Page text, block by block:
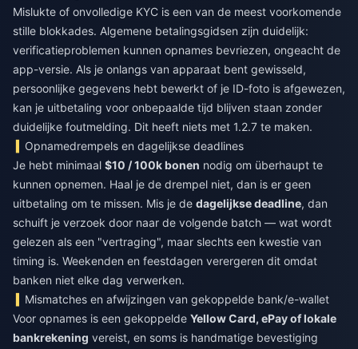
Mislukte of onvolledige KYC is een van de meest voorkomende
stille blokkades. Algemene betalingsgidsen zijn duidelijk:
verificatieproblemen kunnen opnames bevriezen, ongeacht de
app-versie. Als je onlangs van apparaat bent gewisseld,
persoonlijke gegevens hebt bewerkt of je ID-foto is afgewezen,
kan je uitbetaling voor onbepaalde tijd blijven staan zonder
duidelijke foutmelding. Dit heeft niets met 1.2.7 te maken.
Opnamedrempels en dagelijkse deadlines
Je hebt minimaal $10 / 100k bonen nodig om überhaupt te
kunnen opnemen. Haal je de drempel niet, dan is er geen
uitbetaling om te missen. Mis je de dagelijkse deadline, dan
schuift je verzoek door naar de volgende batch — wat wordt
gelezen als een "vertraging", maar slechts een kwestie van
timing is. Weekenden en feestdagen verergeren dit omdat
banken niet elke dag verwerken.
Mismatches en afwijzingen van gekoppelde bank/e-wallet
Voor opnames is een gekoppelde Yellow Card, ePay of lokale
bankrekening vereist, en soms is handmatige bevestiging